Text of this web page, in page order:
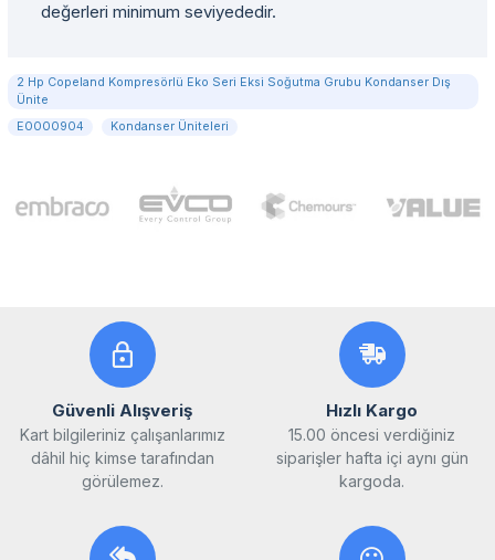
değerleri minimum seviyededir.
2 Hp Copeland Kompresörlü Eko Seri Eksi Soğutma Grubu Kondanser Dış
Ünite
E0000904
Kondanser Üniteleri
Güvenli Alışveriş
Kart bilgileriniz çalışanlarımız
dâhil hiç kimse tarafından
görülemez.
Hızlı Kargo
15.00 öncesi verdiğiniz
siparişler hafta içi aynı gün
kargoda.